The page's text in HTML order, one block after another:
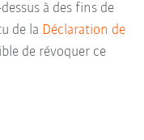
à des fins de
de la Déclaration de
de révoquer ce